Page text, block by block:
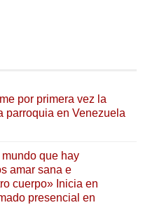
por primera vez la
parroquia en Venezuela
que hay
amar sana e
cuerpo» Inicia en
presencial en